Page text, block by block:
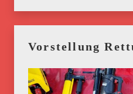
Vorstellung